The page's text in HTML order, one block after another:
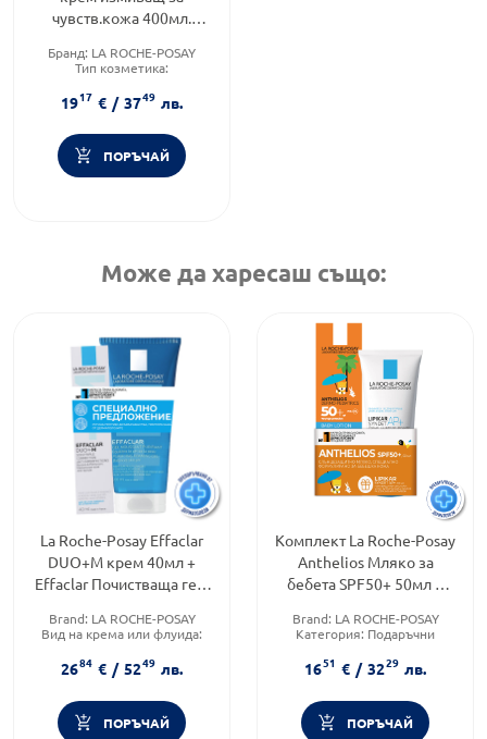
чувств.кожа 400мл.
Бранд: LA ROCHE-POSAY
Тип козметика:
Тип продукт:Крем
1917 € / 3749 лв.
ПОРЪЧАЙ
Може да харесаш също:
La Roche-Posay Effaclar
DUO+M крем 40мл +
Effaclar Почистваща гел-
625131
Brand: LA ROCHE-POSAY
Вид на крема или флуида:
Категория:КУПИ С
ПОДАРЪК
2684 € / 5249 лв.
ПОРЪЧАЙ
Комплект La Roche-Posay
Anthelios Мляко за
бебета SPF50+ 50мл +
Syndet AP+100мл
Brand: LA ROCHE-POSAY
Категория: Подаръчни
Форма на продукта:
комплект
1651 € / 3229 лв.
ПОРЪЧАЙ